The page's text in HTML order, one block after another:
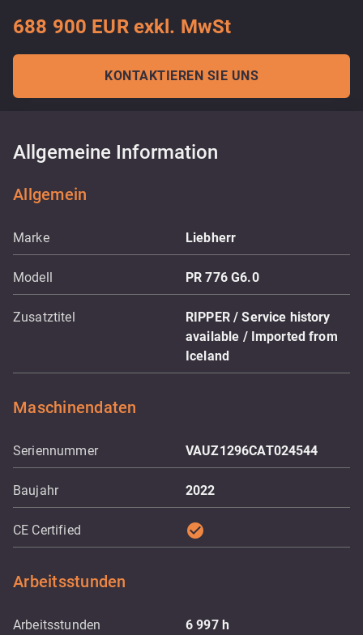
688 900 EUR exkl. MwSt
KONTAKTIEREN SIE UNS
Allgemeine Information
Allgemein
Marke Liebherr
Modell PR 776 G6.0
Zusatztitel
RIPPER / Service history
available / Imported from
Iceland
Maschinendaten
Seriennummer VAUZ1296CAT024544
Baujahr 2022
CE Certified check_circle
Arbeitsstunden
Arbeitsstunden 6 997 h